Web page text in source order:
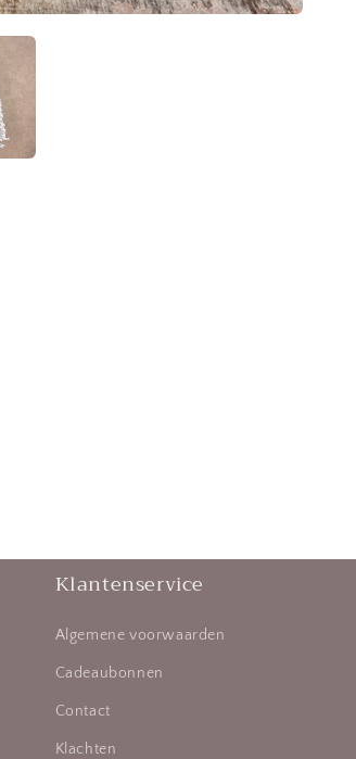
Klantenservice
Algemene voorwaarden
Cadeaubonnen
Contact
Klachten